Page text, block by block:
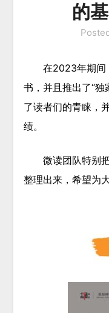
的
在2023年期间
书，并且推出了“独
了读者们的青睐，
绩。
微读团队特别
整理出来，希望为